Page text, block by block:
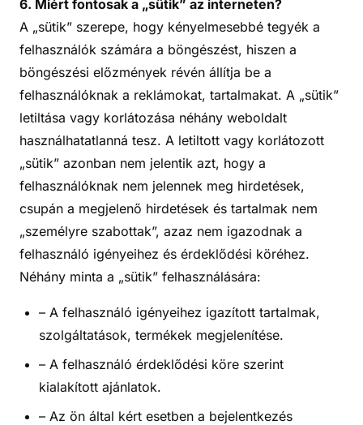
6. Miért fontosak a „sütik” az interneten?
A „sütik” szerepe, hogy kényelmesebbé tegyék a
felhasználók számára a böngészést, hiszen a
böngészési előzmények révén állítja be a
felhasználóknak a reklámokat, tartalmakat. A „sütik”
letiltása vagy korlátozása néhány weboldalt
használhatatlanná tesz. A letiltott vagy korlátozott
„sütik” azonban nem jelentik azt, hogy a
felhasználóknak nem jelennek meg hirdetések,
csupán a megjelenő hirdetések és tartalmak nem
„személyre szabottak”, azaz nem igazodnak a
felhasználó igényeihez és érdeklődési köréhez.
Néhány minta a „sütik” felhasználására:
– A felhasználó igényeihez igazított tartalmak,
szolgáltatások, termékek megjelenítése.
– A felhasználó érdeklődési köre szerint
kialakított ajánlatok.
– Az ön által kért esetben a bejelentkezés